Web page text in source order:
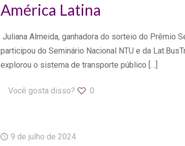
América Latina
Juliana Almeida, ganhadora do sorteio do Prêmio
participou do Seminário Nacional NTU e da
explorou o sistema de transporte público […]
Você gosta disso? 0
9 de julho de 2024